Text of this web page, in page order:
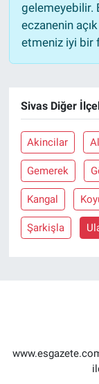
gelemeyebilir.
eczanenin
etmeniz iyi bir
Sivas Diğer
Akincilar
Gemerek
Kangal
Şarkişla
Magazin